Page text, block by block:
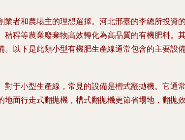
者和農場主的理想選擇。河北邢臺的李總所投資
稈等農業廢棄物高效轉化為高品質的有機肥料。
以下是此類小型有機肥生產線通常包含的主要設備
對于小型生產線，常見的設備是槽式翻拋機。它通
面行走式翻拋機，槽式翻拋機更節省場地，翻拋